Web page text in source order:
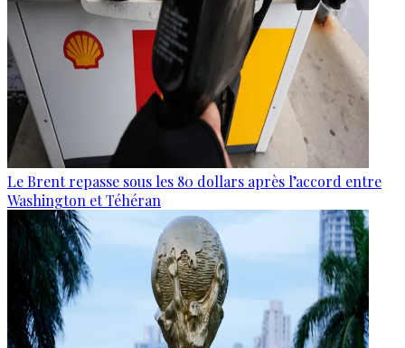
Le Brent repasse sous les 80 dollars après l’accord entre
Washington et Téhéran